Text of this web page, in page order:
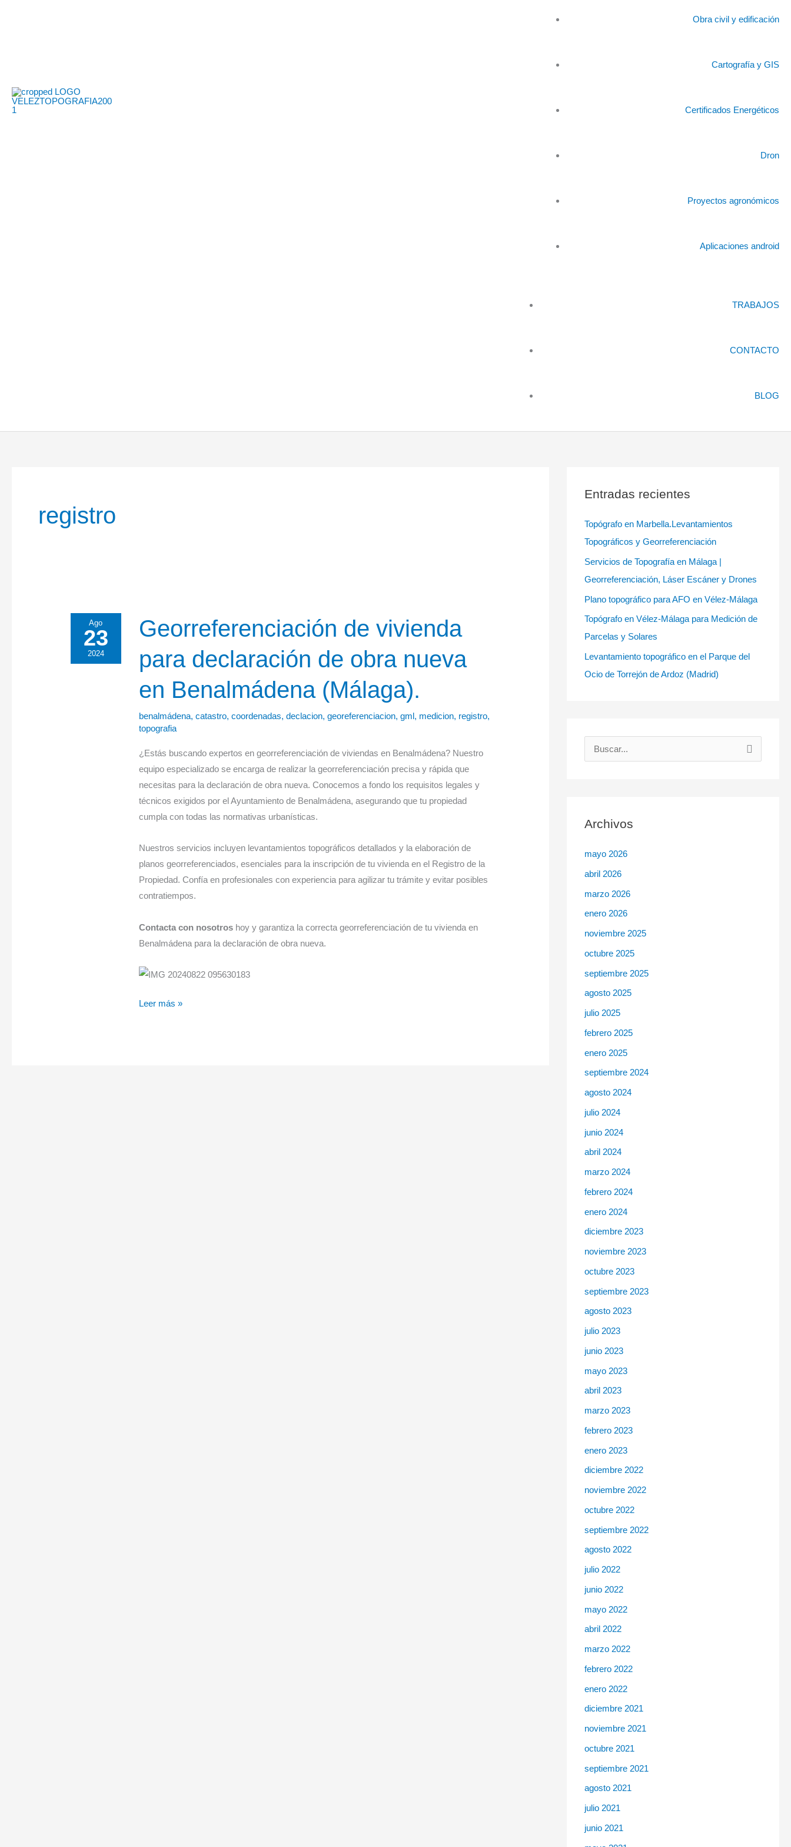
Obra civil y edificación
Cartografía y GIS
Certificados Energéticos
Dron
Proyectos agronómicos
Aplicaciones android
TRABAJOS
CONTACTO
BLOG
registro
Ago
23
2024
Georreferenciación de vivienda
para declaración de obra nueva
en Benalmádena (Málaga).
benalmádena, catastro, coordenadas, declacion, georeferenciacion, gml, medicion, registro,
topografia
¿Estás buscando expertos en georreferenciación de viviendas en Benalmádena? Nuestro
equipo especializado se encarga de realizar la georreferenciación precisa y rápida que
necesitas para la declaración de obra nueva. Conocemos a fondo los requisitos legales y
técnicos exigidos por el Ayuntamiento de Benalmádena, asegurando que tu propiedad
cumpla con todas las normativas urbanísticas.
Nuestros servicios incluyen levantamientos topográficos detallados y la elaboración de
planos georreferenciados, esenciales para la inscripción de tu vivienda en el Registro de la
Propiedad. Confía en profesionales con experiencia para agilizar tu trámite y evitar posibles
contratiempos.
Contacta con nosotroshoy y garantiza la correcta georreferenciación de tu vivienda en
Benalmádena para la declaración de obra nueva.
Georreferenciación
de
vivienda
para
declaración
de
obra
nueva
en
Benalmádena
(Málaga).
Leer más »
Entradas recientes
Topógrafo en Marbella.Levantamientos
Topográficos y Georreferenciación
Servicios de Topografía en Málaga |
Georreferenciación, Láser Escáner y Drones
Plano topográfico para AFO en Vélez-Málaga
Topógrafo en Vélez-Málaga para Medición de
Parcelas y Solares
Levantamiento topográfico en el Parque del
Ocio de Torrejón de Ardoz (Madrid)
a
p
o
r
:
Archivos
mayo 2026
abril 2026
marzo 2026
enero 2026
noviembre 2025
octubre 2025
septiembre 2025
agosto 2025
julio 2025
febrero 2025
enero 2025
septiembre 2024
agosto 2024
julio 2024
junio 2024
abril 2024
marzo 2024
febrero 2024
enero 2024
diciembre 2023
noviembre 2023
octubre 2023
septiembre 2023
agosto 2023
julio 2023
junio 2023
mayo 2023
abril 2023
marzo 2023
febrero 2023
enero 2023
diciembre 2022
noviembre 2022
octubre 2022
septiembre 2022
agosto 2022
julio 2022
junio 2022
mayo 2022
abril 2022
marzo 2022
febrero 2022
enero 2022
diciembre 2021
noviembre 2021
octubre 2021
septiembre 2021
agosto 2021
julio 2021
junio 2021